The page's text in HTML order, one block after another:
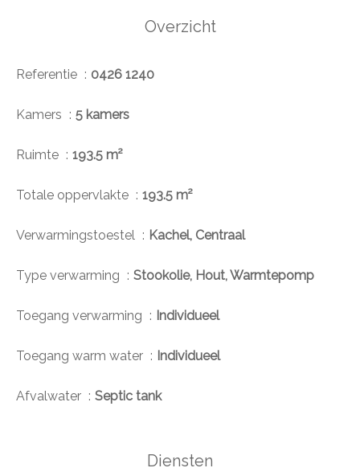
Overzicht
Referentie 0426 1240
Kamers 5 kamers
Ruimte 193.5 m²
Totale oppervlakte 193.5 m²
Verwarmingstoestel Kachel, Centraal
Type verwarming Stookolie, Hout, Warmtepomp
Toegang verwarming Individueel
Toegang warm water Individueel
Afvalwater Septic tank
Diensten